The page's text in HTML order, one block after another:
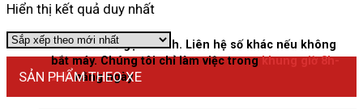
Nhấn vào để gọi nhanh. Liên hệ số khác nếu không
bắt máy. Chúng tôi chỉ làm việc trongkhung giờ 8h-
21hhằng ngày
Hiển thị kết quả duy nhất
SẢN PHẨM THEO XE